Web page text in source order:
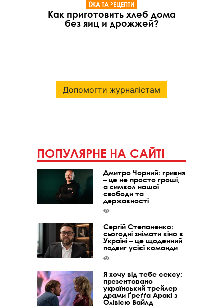
ЇЖА ТА РЕЦЕПТИ
Как приготовить хлеб дома
без яиц и дрожжей?
Допомогти журналістам
ПОПУЛЯРНЕ НА САЙТІ
Дмитро Чорний: гривня
– це не просто гроші,
а символ нашої
свободи та
державності
Сергій Степаненко:
сьогодні знімати кіно в
Україні – це щоденний
подвиг усієї команди
Я хочу від тебе сексу:
презентовано
український трейлер
драми Ґреґґа Аракі з
Олівією Вайлд